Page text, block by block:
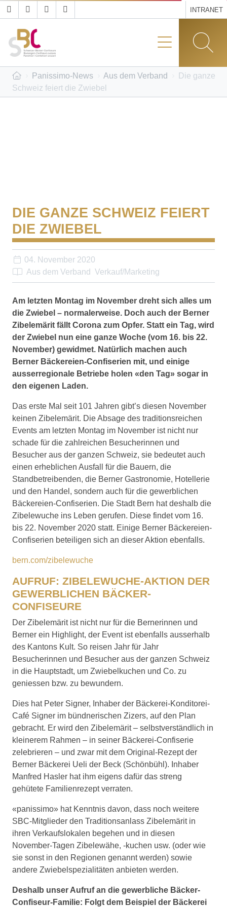
INTRANET
Panissimo-News Aus dem Verband
Die ganze
Schweiz feiert die Zwiebel
DIE GANZE SCHWEIZ FEIERT
DIE ZWIEBEL
04. November 2020
Aus dem Verband
Verkauf/Marketing
Am letzten Montag im November dreht sich alles um
die Zwiebel – normalerweise. Doch auch der Berner
Zibelemärit fällt Corona zum Opfer. Statt ein Tag, wird
der Zwiebel nun eine ganze Woche (vom 16. bis 22.
November) gewidmet. Natürlich machen auch
Berner Bäckereien-Confiserien mit, und einige
ausser­regionale Betriebe holen «den Tag» sogar in
den eigenen Laden.
Das erste Mal seit 101 Jahren gibt’s diesen November
keinen Zibelemärit. Die Absage des traditionsreichen
Events am letzten Montag im November ist nicht nur
schade für die zahlreichen Besucherinnen und
Besucher aus der ganzen Schweiz, sie bedeutet auch
einen erheblichen Ausfall für die Bauern, die
Standbetreibenden, die Berner Gastronomie, Hotellerie
und den Handel, sondern auch für die gewerblichen
Bäckereien-Confiserien. Die Stadt Bern hat deshalb die
Zibelewuche ins Leben gerufen. Diese findet vom 16.
bis 22. November 2020 statt. Einige Berner Bäckereien-
Confiserien beteiligen sich an dieser Aktion ebenfalls.
bern.com/zibelewuche
AUFRUF: ZIBELEWUCHE-AKTION DER
GEWERBLICHEN BÄCKER-
CONFISEURE
Der Zibelemärit ist nicht nur für die Bernerinnen und
Berner ein Highlight, der Event ist ebenfalls ausserhalb
des Kantons Kult. So reisen Jahr für Jahr
Besucherinnen und Besucher aus der ganzen Schweiz
in die Hauptstadt, um Zwiebelkuchen und Co. zu
geniessen bzw. zu bewundern.
Dies hat Peter Signer, Inhaber der Bäckerei-Konditorei-
Café Signer im bündnerischen Zizers, auf den Plan
gebracht. Er wird den Zibelemärit – selbstverständlich in
kleinerem Rahmen – in seiner Bäckerei-Confiserie
zelebrieren – und zwar mit dem Original-Rezept der
Berner Bäckerei Ueli der Beck (Schönbühl). Inhaber
Manfred Hasler hat ihm eigens dafür das streng
gehütete Familienrezept verraten.
«panissimo» hat Kenntnis davon, dass noch weitere
SBC-Mitglieder den Traditionsanlass Zibelemärit in
ihren Verkaufslokalen begehen und in diesen
November-Tagen Zibelewähe, -kuchen usw. (oder wie
sie sonst in den Regionen genannt werden) sowie
andere Zwiebelspezialitäten anbieten werden.
Deshalb unser Aufruf an die gewerbliche Bäcker-
Confiseur-Familie: Folgt dem Beispiel der Bäckerei